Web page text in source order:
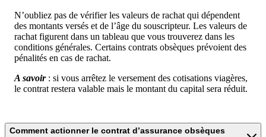
N’oubliez pas de vérifier les valeurs de rachat qui dépendent
des montants versés et de l’âge du souscripteur. Les valeurs de
rachat figurent dans un tableau que vous trouverez dans les
conditions générales. Certains contrats obsèques prévoient des
pénalités en cas de rachat.
A savoir: si vous arrêtez le versement des cotisations viagères,
le contrat restera valable mais le montant du capital sera réduit.
Comment actionner le contrat d’assurance obsèques